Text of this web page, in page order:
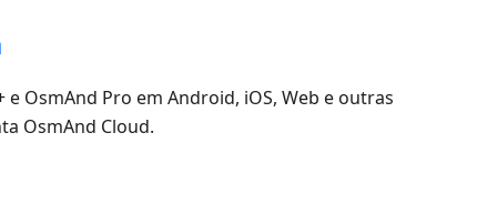
OsmAnd Pro em Android, iOS, Web e outras
OsmAnd Cloud.